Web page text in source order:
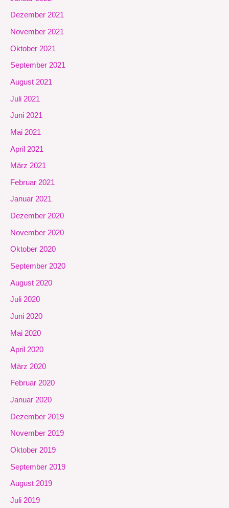
Dezember 2021
November 2021
Oktober 2021
September 2021
August 2021
Juli 2021
Juni 2021
Mai 2021
April 2021
März 2021
Februar 2021
Januar 2021
Dezember 2020
November 2020
Oktober 2020
September 2020
August 2020
Juli 2020
Juni 2020
Mai 2020
April 2020
März 2020
Februar 2020
Januar 2020
Dezember 2019
November 2019
Oktober 2019
September 2019
August 2019
Juli 2019